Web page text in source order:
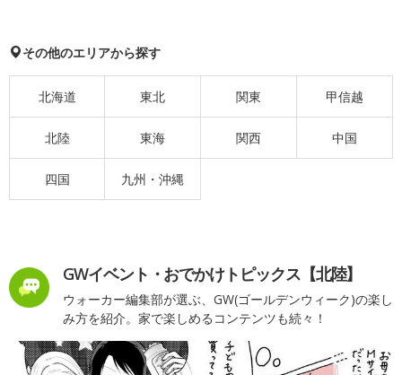
その他のエリアから探す
北海道 東北 関東 甲信越
北陸 東海 関西 中国
四国 九州・沖縄
GWイベント・おでかけトピックス【北陸】
ウォーカー編集部が選ぶ、GW(ゴールデンウィーク)の楽し
み方を紹介。家で楽しめるコンテンツも続々！